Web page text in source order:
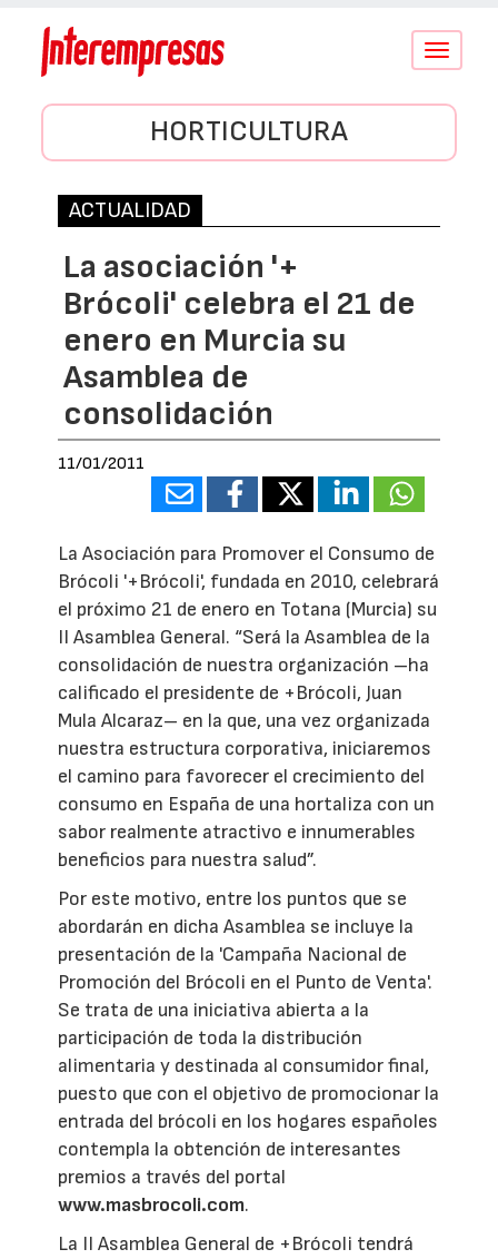
Conmutar
HORTICULTURA
ACTUALIDAD
La asociación '+
Brócoli' celebra el 21 de
enero en Murcia su
Asamblea de
consolidación
11/01/2011
La Asociación para Promover el Consumo de
Brócoli '+Brócoli', fundada en 2010, celebrará
el próximo 21 de enero en Totana (Murcia) su
II Asamblea General. “Será la Asamblea de la
consolidación de nuestra organización –ha
calificado el presidente de +Brócoli, Juan
Mula Alcaraz– en la que, una vez organizada
nuestra estructura corporativa, iniciaremos
el camino para favorecer el crecimiento del
consumo en España de una hortaliza con un
sabor realmente atractivo e innumerables
beneficios para nuestra salud”.
Por este motivo, entre los puntos que se
abordarán en dicha Asamblea se incluye la
presentación de la 'Campaña Nacional de
Promoción del Brócoli en el Punto de Venta'.
Se trata de una iniciativa abierta a la
participación de toda la distribución
alimentaria y destinada al consumidor final,
puesto que con el objetivo de promocionar la
entrada del brócoli en los hogares españoles
contempla la obtención de interesantes
premios a través del portal
www.masbrocoli.com.
La II Asamblea General de +Brócoli tendrá